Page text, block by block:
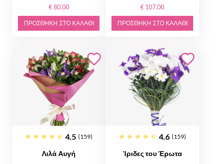
€ 80.00
ΠΡΟΣΘΉΚΗ ΣΤΟ ΚΑΛΆΘΙ
€ 107.00
ΠΡΟΣΘΉΚΗ ΣΤΟ ΚΑΛΆΘΙ
4.5 (159)
Λιλά Αυγή
4.6 (159)
Ίριδες του Έρωτα